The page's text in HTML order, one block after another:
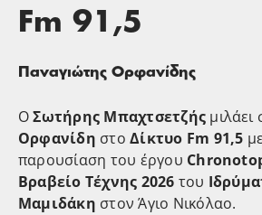
Fm 91,5
Παναγιώτης Ορφανίδης
ΟΣωτήρης Μπαχτσετζής μιλάει
Ορφανίδη στοΔίκτυο Fm 91,5
παρουσίαση του έργου
Βραβείο Τέχνης 2026 του
Μαμιδάκη στον Άγιο Νικόλαο.